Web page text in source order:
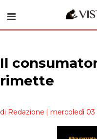
Il
rimette
di Redazione | mercoledì 03